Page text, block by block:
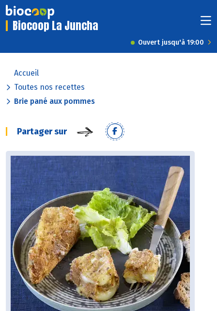
Biocoop La Juncha
Ouvert jusqu'à 19:00
Accueil
Toutes nos recettes
Brie pané aux pommes
Partager sur